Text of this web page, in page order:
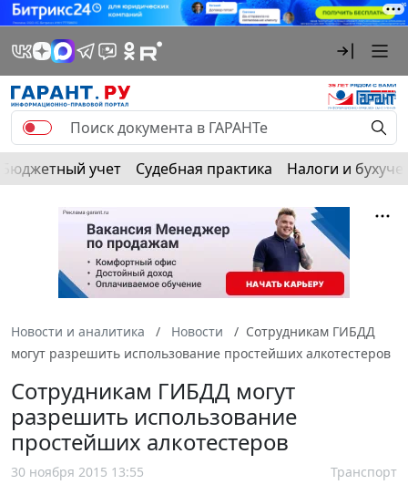
Бюджетный учет Судебная практика Налоги и
Новости и аналитика Новости
Сотрудникам ГИБДД
могут разрешить использование простейших алкотестеров
Сотрудникам ГИБДД могут
разрешить использование
простейших алкотестеров
30 ноября 2015 13:55 Транспорт